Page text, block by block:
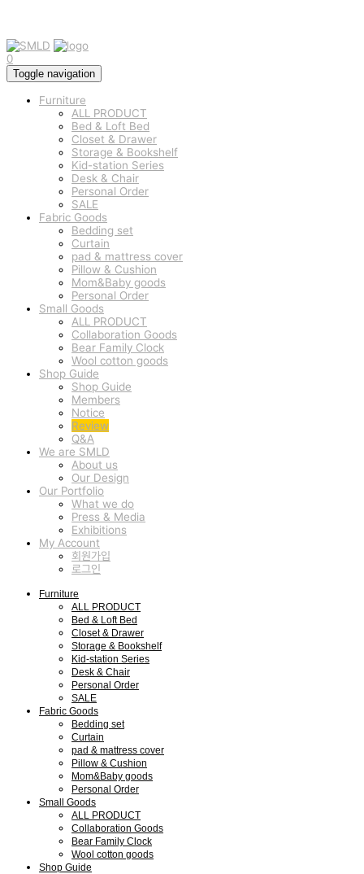
0
Toggle navigation
Furniture
ALL PRODUCT
Bed & Loft Bed
Closet & Drawer
Storage & Bookshelf
Kid-station Series
Desk & Chair
Personal Order
SALE
Fabric Goods
Bedding set
Curtain
pad & mattress cover
Pillow & Cushion
Mom&Baby goods
Personal Order
Small Goods
ALL PRODUCT
Collaboration Goods
Bear Family Clock
Wool cotton goods
Shop Guide
Shop Guide
Members
Notice
Review
Q&A
We are SMLD
About us
Our Design
Our Portfolio
What we do
Press & Media
Exhibitions
My Account
회원가입
로그인
Furniture
ALL PRODUCT
Bed & Loft Bed
Closet & Drawer
Storage & Bookshelf
Kid-station Series
Desk & Chair
Personal Order
SALE
Fabric Goods
Bedding set
Curtain
pad & mattress cover
Pillow & Cushion
Mom&Baby goods
Personal Order
Small Goods
ALL PRODUCT
Collaboration Goods
Bear Family Clock
Wool cotton goods
Shop Guide